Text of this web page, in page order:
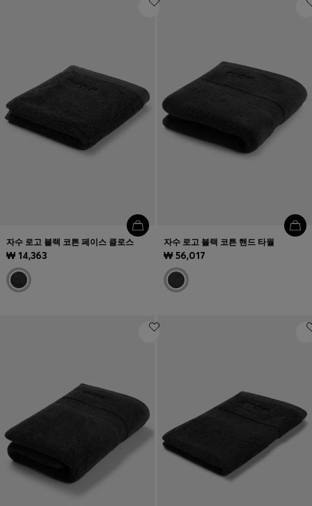
자수 로고 블랙 코튼 페이스 클로스
₩ 14,363
자수 로고 블랙 코튼 핸드 타월
₩ 56,017